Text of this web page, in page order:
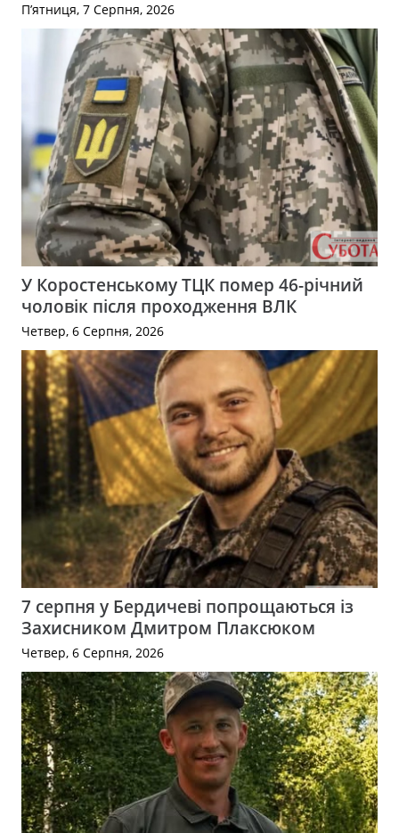
П’ятниця, 7 Серпня, 2026
У Коростенському ТЦК помер 46-річний
чоловік після проходження ВЛК
Четвер, 6 Серпня, 2026
7 серпня у Бердичеві попрощаються із
Захисником Дмитром Плаксюком
Четвер, 6 Серпня, 2026